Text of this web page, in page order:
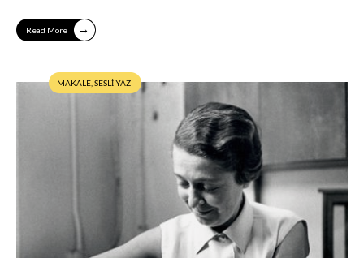
Read More →
MAKALE SESLİ YAZI